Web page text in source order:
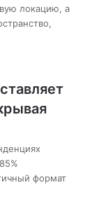
локацию, а
формат